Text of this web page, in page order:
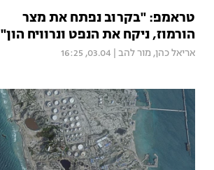
טראמפ: "בקרוב נפתח את מצר
הורמוז, ניקח את הנפט ונרוויח הון"
אריאל כהן, מור להב 03.04, 16:25